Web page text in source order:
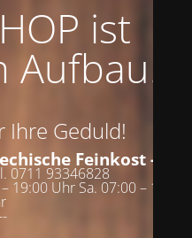
ist
Aufbau!
Ihre Geduld!
Feinkost -
0711 93346828
Uhr Sa. 07:00 – 19:00